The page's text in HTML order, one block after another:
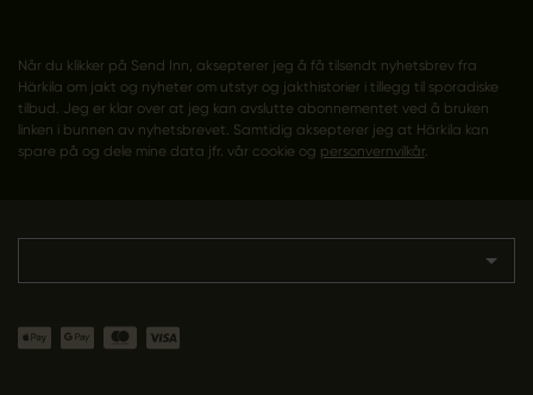
Når du klikker på Send Inn, aksepterer jeg å få tilsendt nyhetsbrev fra
Härkila om jakt og nyheter om utstyr og jakthistorier i tillegg til sporadiske
tilbud. Jeg er klar over at jeg kan avslutte abonnementet ved å bruken
linken i bunnen av nyhetsbrevet. Samtidig aksepterer jeg at Härkila kan
spare på og dele mine data jfr. vår cookie og personvernvilkår.